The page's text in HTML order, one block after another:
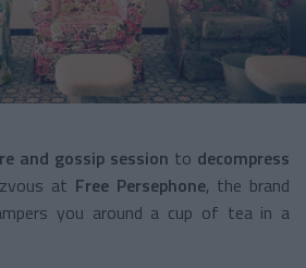
and gossip session to decompress
at Free Persephone, the brand
you around a cup of tea in a